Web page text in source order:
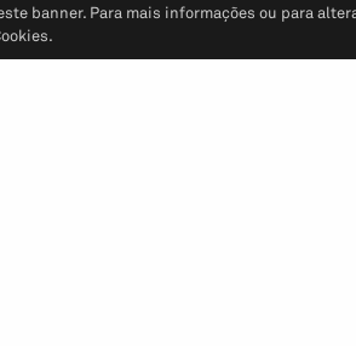
banner. Para mais informações ou para